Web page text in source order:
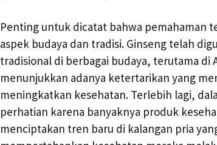
Penting untuk dicatat bahwa pemahaman
aspek budaya dan tradisi. Ginseng telah
tradisional di berbagai budaya, terutama di
menunjukkan adanya ketertarikan yang
meningkatkan kesehatan. Terlebih lagi,
perhatian karena banyaknya produk
menciptakan tren baru di kalangan pria